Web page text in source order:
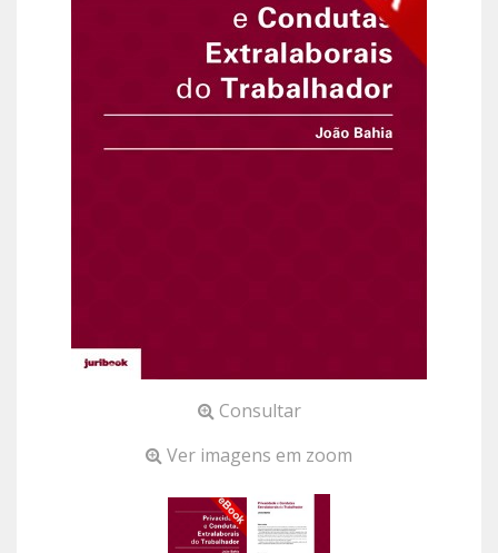
Consultar
Ver imagens em zoom